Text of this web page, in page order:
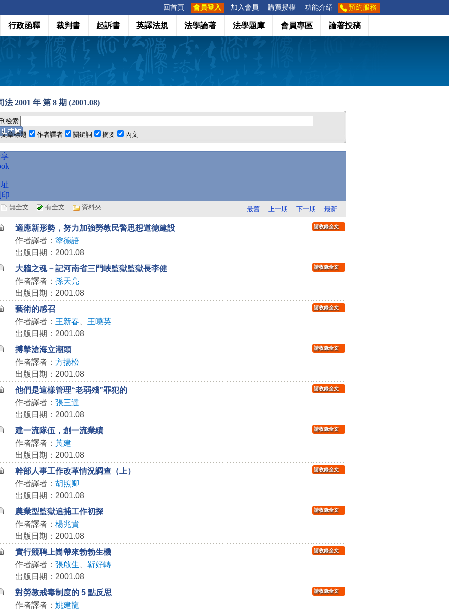
回首頁 會員登入 加入會員 購買授權 功能介紹 預約服務
行政函釋 裁判書 起訴書 英譯法規 法學論著 法學題庫 會員專區 論著投稿
法 2001 年 第 8 期 (2001.08)
檢索
文章標題
作者譯者 關鍵詞 摘要 內文
無全文 有全文 資料夾 最舊 ｜ 上一期 ｜ 下一期 ｜ 最新
適應新形勢，努力加強勞教民警思想道德建設
作者譯者： 塗德語
出版日期：2001.08
請收錄全文
大牆之魂－記河南省三門峽監獄監獄長李健
作者譯者： 孫天亮
出版日期：2001.08
請收錄全文
藝術的感召
作者譯者： 王新春
王曉英
出版日期：2001.08
請收錄全文
搏擊滄海立潮頭
作者譯者： 方揚松
出版日期：2001.08
請收錄全文
他們是這樣管理“老弱殘”罪犯的
作者譯者： 張三達
出版日期：2001.08
請收錄全文
建一流隊伍，創一流業績
作者譯者： 黃建
出版日期：2001.08
請收錄全文
幹部人事工作改革情況調查（上）
作者譯者： 胡照卿
出版日期：2001.08
請收錄全文
農業型監獄追捕工作初探
作者譯者： 楊兆貴
出版日期：2001.08
請收錄全文
實行競聘上崗帶來勃勃生機
作者譯者： 張啟生
靳好轉
出版日期：2001.08
請收錄全文
對勞教戒毒制度的 5 點反思
作者譯者： 姚建龍
請收錄全文